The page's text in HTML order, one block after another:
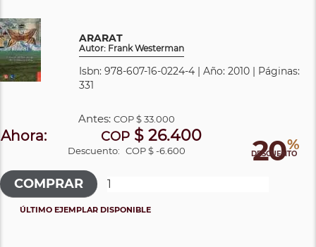
ARARAT
Autor: Frank Westerman
Isbn: 978-607-16-0224-4 | Año: 2010 | Páginas:
331
20%
DESCUENTO
Antes: COP$ 33.000
Ahora: COP$ 26.400
Descuento: COP $ -6.600
ÚLTIMO EJEMPLAR DISPONIBLE